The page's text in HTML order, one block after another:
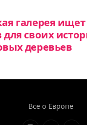
галерея
для своих
деревьев
Все о Европе